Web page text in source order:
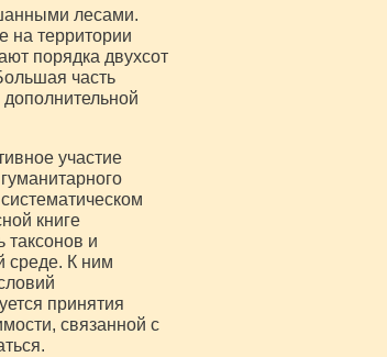
лесами.
на территории
порядка двухсот
часть
участие
книге
и
среде. К ним
принятия
связанной с